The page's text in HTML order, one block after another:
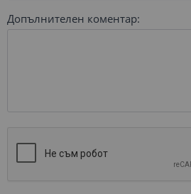
Допълнителен коментар: